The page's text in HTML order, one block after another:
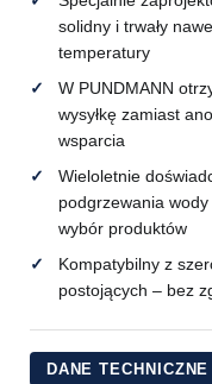
solidny i trwały
temperatury
W PUNDMANN
wysyłkę zamiast
wsparcia
Wieloletnie
podgrzewania
wybór produktów
Kompatybilny z
postojących – bez
DANE TECHNICZNE